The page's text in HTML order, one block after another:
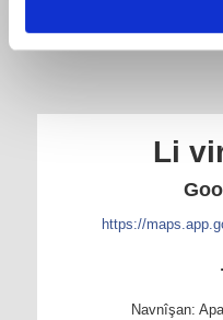
Li
https://
Navnîşan: